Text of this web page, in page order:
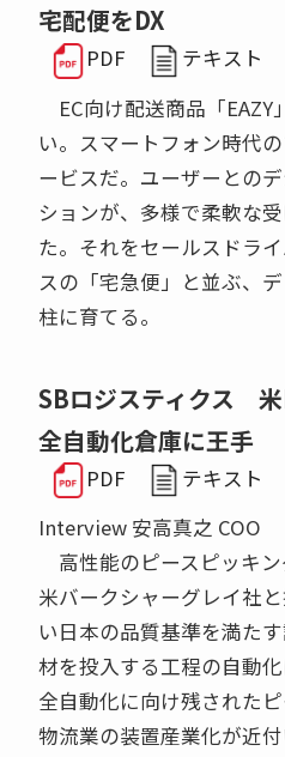
宅配便をDX
PDF
テキスト
EC向け配送商品「EAZY
い。スマートフォン時代
ービスだ。ユーザーとの
ションが、多様で柔軟な
た。それをセールスドラ
スの「宅急便」と並ぶ、
柱に育てる。
SBロジスティクス
全自動化倉庫に王手
PDF
テキスト
Interview 安高真之 COO
高性能のピースピッキ
米バークシャーグレイ社
い日本の品質基準を満た
材を投入する工程の自動
全自動化に向け残されたピ
物流業の装置産業化が近付